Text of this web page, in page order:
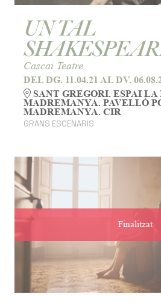
UN TAL
Cascai Teatre
DEL DG. 11.04.21 AL DV.
SANT GREGORI. ESPAI LA
MADREMANYA. PAVELLÓ
MADREMANYA. CIR
GRANS ESCENARIS
Finalitzat